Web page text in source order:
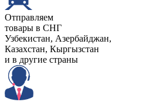
Отправляем
товары в СНГ
Узбекистан, Aзербайджан,
Казахстан, Кыргызстан
и в другие страны